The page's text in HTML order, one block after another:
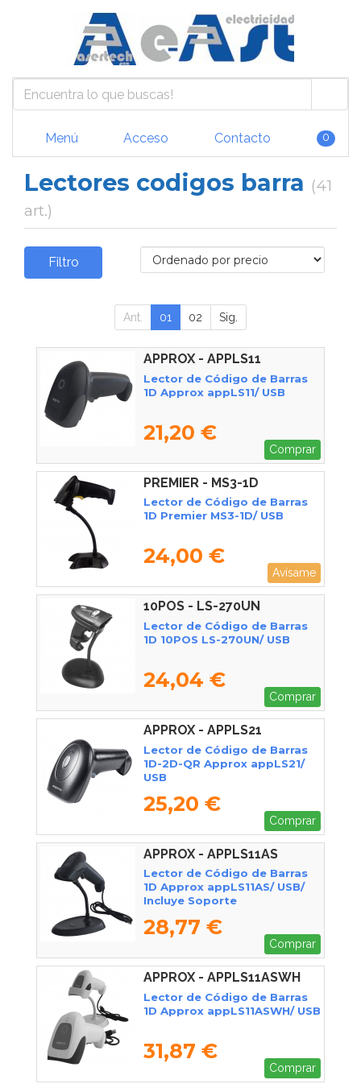
Menú Acceso Contacto 0
Lectores codigos barra (41
art.)
Filtro
Ant. 01 02 Sig.
APPROX - APPLS11
Lector de Código de Barras
1D Approx appLS11/ USB
21,20 €
Comprar
PREMIER - MS3-1D
Lector de Código de Barras
1D Premier MS3-1D/ USB
24,00 €
Avísame
10POS - LS-270UN
Lector de Código de Barras
1D 10POS LS-270UN/ USB
24,04 €
Comprar
APPROX - APPLS21
Lector de Código de Barras
1D-2D-QR Approx appLS21/
USB
25,20 €
Comprar
APPROX - APPLS11AS
Lector de Código de Barras
1D Approx appLS11AS/ USB/
Incluye Soporte
28,77 €
Comprar
APPROX - APPLS11ASWH
Lector de Código de Barras
1D Approx appLS11ASWH/ USB
31,87 €
Comprar